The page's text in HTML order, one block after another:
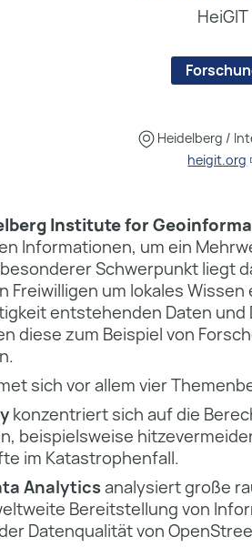
HeiGIT
Heidelberg /
heigit.org
Institute for
Informationen, um ein
Schwerpunkt liegt
Freiwilligen um lokales
entstehenden Daten
diese zum Beispiel von
sich vor allem vier
konzentriert sich auf die
beispielsweise
im Katastrophenfall.
Analyticsanalysiert große
Bereitstellung von
Datenqualität von